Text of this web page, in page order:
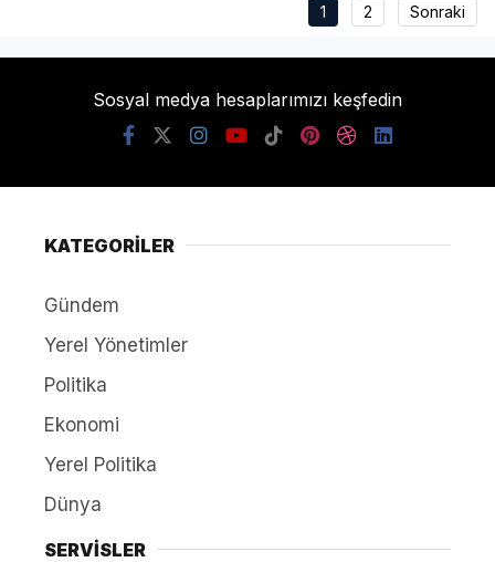
1 2 Sonraki
Sosyal medya hesaplarımızı keşfedin
KATEGORİLER
Gündem
Yerel Yönetimler
Politika
Ekonomi
Yerel Politika
Dünya
SERVİSLER